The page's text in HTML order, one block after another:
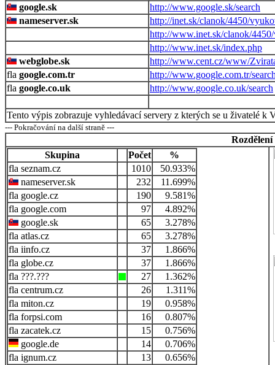
google.sk
http://www.google.sk/search
nameserver.sk
http://inet.sk/clanok/4450/
http://www.inet.sk/clanok/
http://www.inet.sk/index.php
webglobe.sk
http://www.cent.cz/www/
google.com.tr
http://www.google.com.tr/
google.co.uk
http://www.google.co.uk/search
Tento výpis zobrazuje vyhledávací servery z kterých se u živatelé k
--- Pokračování na další straně ---
Skupina
Počet
%
seznam.cz
1010
50.933%
nameserver.sk
232
11.699%
google.cz
190
9.581%
google.com
97
4.892%
google.sk
65
3.278%
atlas.cz
65
3.278%
iinfo.cz
37
1.866%
globe.cz
37
1.866%
???.???
27
1.362%
centrum.cz
26
1.311%
miton.cz
19
0.958%
forpsi.com
16
0.807%
zacatek.cz
15
0.756%
google.de
14
0.706%
ignum.cz
13
0.656%